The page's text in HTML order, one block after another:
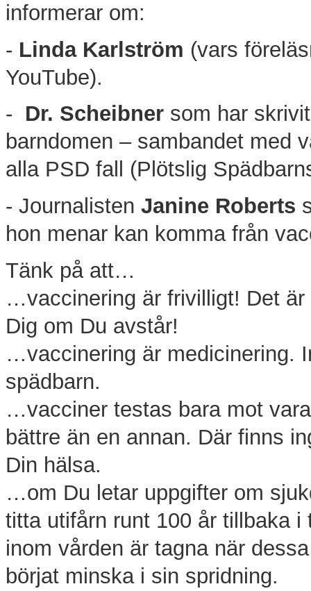
informerar om:
- Linda Karlström (vars
YouTube).
- Dr. Scheibner som har
barndomen – sambandet med
alla PSD fall (Plötslig
- Journalisten Janine Roberts
hon menar kan komma från
Tänk på att…
…vaccinering är frivilligt! Det
Dig om Du avstår!
…vaccinering är medicinering.
spädbarn.
…vacciner testas bara mot
bättre än en annan. Där finns
Din hälsa.
…om Du letar uppgifter om
titta utifårn runt 100 år tillbaka
inom vården är tagna när
börjat minska i sin spridning.